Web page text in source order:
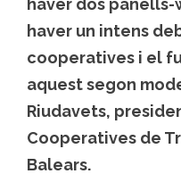
haver dos panells-
haver un intens
cooperatives i el
aquest segon
Riudavets,
Cooperatives de
Balears.